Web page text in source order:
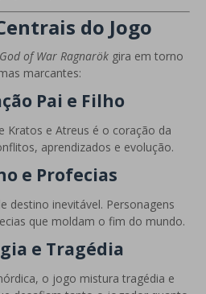
do Jogo
God of War Ragnarök gira em torno
marcantes:
Pai e Filho
Kratos e Atreus é o coração da
aprendizados e evolução.
e Profecias
destino inevitável. Personagens
que moldam o fim do mundo.
e Tragédia
o jogo mistura tragédia e